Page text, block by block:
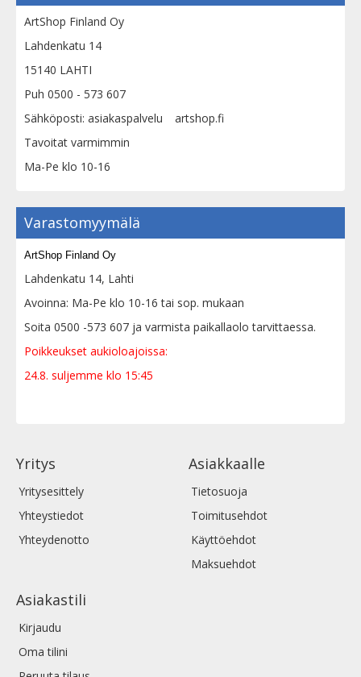
ArtShop Finland Oy
Lahdenkatu 14
15140 LAHTI
Puh 0500 - 573 607
Sähköposti: asiakaspalvelu
artshop.fi
Tavoitat varmimmin
Ma-Pe klo 10-16
Varastomyymälä
ArtShop Finland Oy
Lahdenkatu 14, Lahti
Avoinna: Ma-Pe klo 10-16 tai sop. mukaan
Soita 0500 -573 607 ja varmista paikallaolo tarvittaessa.
Poikkeukset aukioloajoissa:
24.8. suljemme klo 15:45
Yritys
Yritysesittely
Yhteystiedot
Yhteydenotto
Asiakkaalle
Tietosuoja
Toimitusehdot
Käyttöehdot
Maksuehdot
Asiakastili
Kirjaudu
Oma tilini